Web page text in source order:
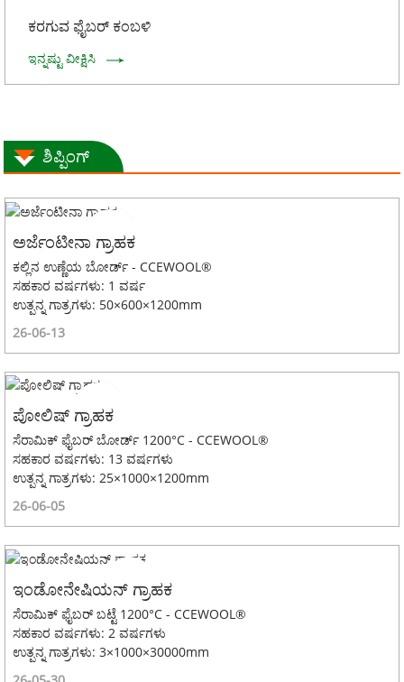
ಕರಗುವ ಫೈಬರ್ ಕಂಬಳಿ
ಇನ್ನಷ್ಟು ವೀಕ್ಷಿಸಿ
ಶಿಪ್ಪಿಂಗ್
ಅರ್ಜೆಂಟೀನಾ ಗ್ರಾಹಕ
ಕಲ್ಲಿನ ಉಣ್ಣೆಯ ಬೋರ್ಡ್ - CCEWOOL®
ಸಹಕಾರ ವರ್ಷಗಳು: 1 ವರ್ಷ
ಉತ್ಪನ್ನ ಗಾತ್ರಗಳು: 50×600×1200mm
26-06-13
ಪೋಲಿಷ್ ಗ್ರಾಹಕ
ಸೆರಾಮಿಕ್ ಫೈಬರ್ ಬೋರ್ಡ್ 1200°C - CCEWOOL®
ಸಹಕಾರ ವರ್ಷಗಳು: 13 ವರ್ಷಗಳು
ಉತ್ಪನ್ನ ಗಾತ್ರಗಳು: 25×1000×1200mm
26-06-05
ಇಂಡೋನೇಷಿಯನ್ ಗ್ರಾಹಕ
ಸೆರಾಮಿಕ್ ಫೈಬರ್ ಬಟ್ಟೆ 1200°C - CCEWOOL®
ಸಹಕಾರ ವರ್ಷಗಳು: 2 ವರ್ಷಗಳು
ಉತ್ಪನ್ನ ಗಾತ್ರಗಳು: 3×1000×30000mm